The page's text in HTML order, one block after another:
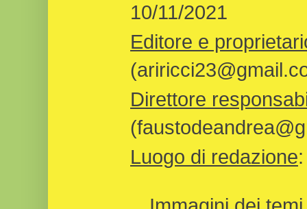
10/11/2021
Editore e
Direttore
Luogo di redazione